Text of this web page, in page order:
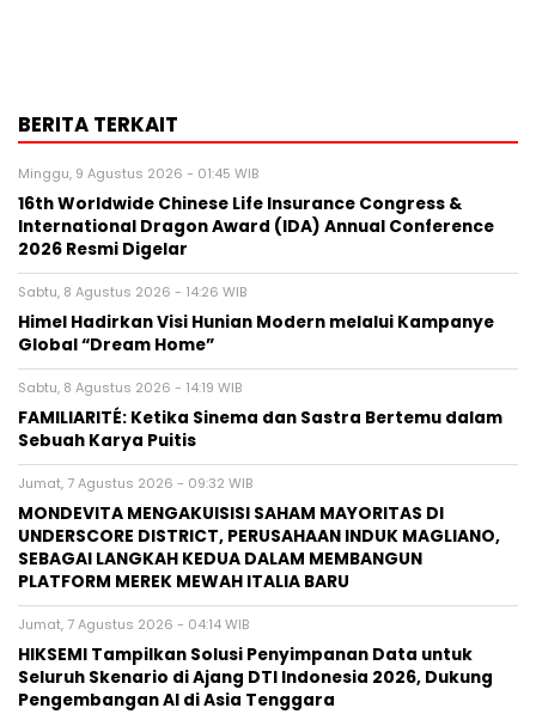
BERITA TERKAIT
Minggu, 9 Agustus 2026 - 01:45 WIB
16th Worldwide Chinese Life Insurance Congress &
International Dragon Award (IDA) Annual Conference
2026 Resmi Digelar
Sabtu, 8 Agustus 2026 - 14:26 WIB
Himel Hadirkan Visi Hunian Modern melalui Kampanye
Global “Dream Home”
Sabtu, 8 Agustus 2026 - 14:19 WIB
FAMILIARITÉ: Ketika Sinema dan Sastra Bertemu dalam
Sebuah Karya Puitis
Jumat, 7 Agustus 2026 - 09:32 WIB
MONDEVITA MENGAKUISISI SAHAM MAYORITAS DI
UNDERSCORE DISTRICT, PERUSAHAAN INDUK MAGLIANO,
SEBAGAI LANGKAH KEDUA DALAM MEMBANGUN
PLATFORM MEREK MEWAH ITALIA BARU
Jumat, 7 Agustus 2026 - 04:14 WIB
HIKSEMI Tampilkan Solusi Penyimpanan Data untuk
Seluruh Skenario di Ajang DTI Indonesia 2026, Dukung
Pengembangan AI di Asia Tenggara